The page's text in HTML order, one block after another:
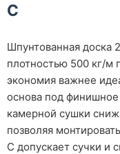
С
Шпунтованная доска
плотностью 500 кг/м
экономия важнее
основа под
камерной сушки
позволяя
С допускает сучки и